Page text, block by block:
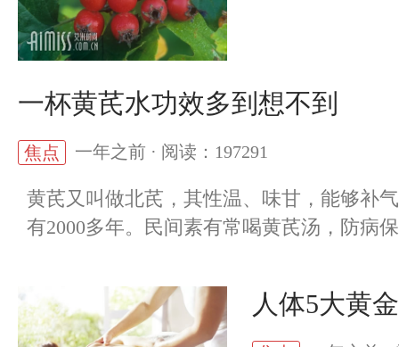
一杯黄芪水功效多到想不到
焦点 一年之前 · 阅读：197291
黄芪又叫做北芪，其性温、味甘，能够补
有2000多年。民间素有常喝黄芪汤，防病
人体5大黄